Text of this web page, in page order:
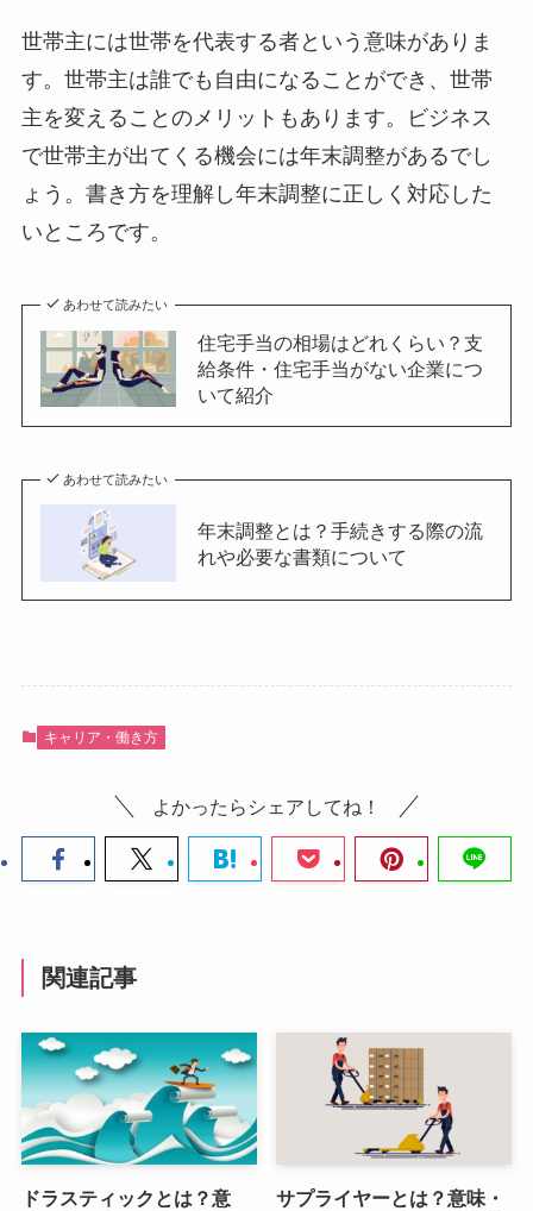
世帯主には世帯を代表する者という意味がありま
す。世帯主は誰でも自由になることができ、世帯
主を変えることのメリットもあります。ビジネス
で世帯主が出てくる機会には年末調整があるでし
ょう。書き方を理解し年末調整に正しく対応した
いところです。
あわせて読みたい
住宅手当の相場はどれくらい？支
給条件・住宅手当がない企業につ
いて紹介
あわせて読みたい
年末調整とは？手続きする際の流
れや必要な書類について
キャリア・働き方
よかったらシェアしてね！
関連記事
ドラスティックとは？意
サプライヤーとは？意味・